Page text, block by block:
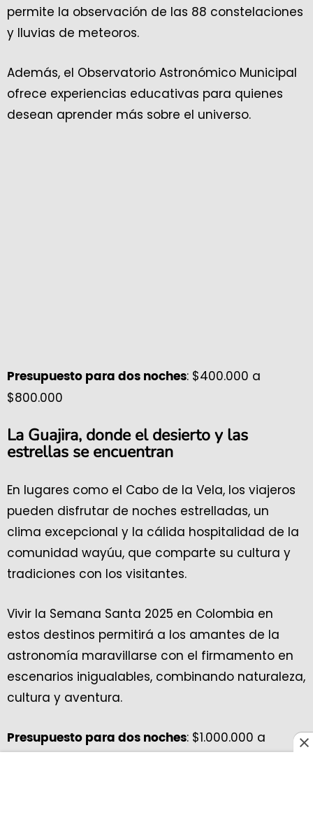
permite la observación de las 88 constelaciones
y lluvias de meteoros.
Además, el Observatorio Astronómico Municipal
ofrece experiencias educativas para quienes
desean aprender más sobre el universo.
Presupuesto para dos noches: $400.000 a
$800.000
La Guajira, donde el desierto y las
estrellas se encuentran
En lugares como el Cabo de la Vela, los viajeros
pueden disfrutar de noches estrelladas, un
clima excepcional y la cálida hospitalidad de la
comunidad wayúu, que comparte su cultura y
tradiciones con los visitantes.
Vivir la Semana Santa 2025 en Colombia en
estos destinos permitirá a los amantes de la
astronomía maravillarse con el firmamento en
escenarios inigualables, combinando naturaleza,
cultura y aventura.
Presupuesto para dos noches: $1.000.000 a